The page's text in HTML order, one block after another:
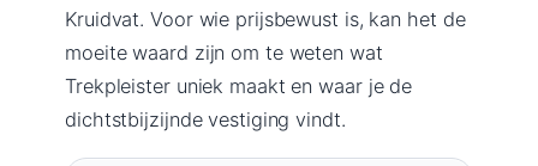
Kruidvat. Voor wie prijsbewust is, kan het de
moeite waard zijn om te weten wat
Trekpleister uniek maakt en waar je de
dichtstbijzijnde vestiging vindt.